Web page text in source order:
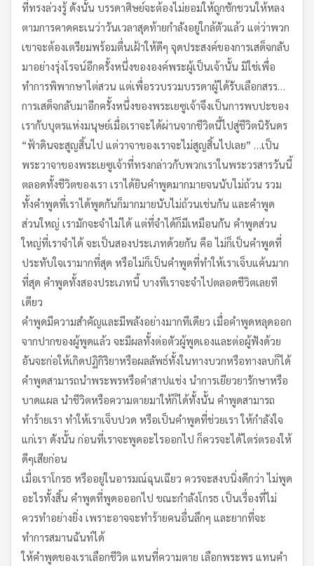
ที่ทรงล่วงรู้ ดังนั้น บรรดาศิษย์จะต้องไม่ยอมให้ถูกชักชวนให้หลง
ตามการคาดคะเนว่าวันเวลาสุดท้ายกำลังอยู่ใกล้ตัวแล้ว แต่ว่าพวก
เขาจะต้องเตรียมพร้อมตื่นเฝ้าให้ดีๆ จุดประสงค์ของการเสด็จกลับ
มาอย่างรุ่งโรจน์อีกครั้งหนึ่งขององค์พระผู้เป็นเจ้านั้น มิใช่เพื่อ
ทำการพิพากษาไต่สวน แต่เพื่อรวบรวมบรรดาผู้ได้รับเลือกสรร…
การเสด็จกลับมาอีกครั้งหนึ่งของพระเยซูเจ้าจึงเป็นการพบปะของ
เรากับบุตรแห่งมนุษย์เมื่อเราจะได้ผ่านจากชีวิตนี้ไปสู่ชีวิตนิรันดร
“ฟ้าดินจะสูญสิ้นไป แต่วาจาของเราจะไม่สูญสิ้นไปเลย” …เป็น
พระวาจาของพระเยซูเจ้าที่ทรงกล่าวกับพวกเราในพระวรสารวันนี้
ตลอดทั้งชีวิตของเรา เราได้ยินคำพูดมากมายจนนับไม่ถ้วน รวม
ทั้งคำพูดที่เราได้พูดกันก็มากมายนับไม่ถ้วนเช่นกัน และคำพูด
ส่วนใหญ่ เรามักจะจำไม่ได้ แต่ที่จำได้ก็มีเหมือนกัน คำพูดส่วน
ใหญ่ที่เราจำได้ จะเป็นสองประเภทด้วยกัน คือ ไม่ก็เป็นคำพูดที่
ประทับใจเรามากที่สุด หรือไม่ก็เป็นคำพูดที่ทำให้เราเจ็บแค้นมาก
ที่สุด คำพูดทั้งสองประเภทนี้ บางทีเราจะจำไปตลอดชีวิตเลยที
เดียว
คำพูดมีความสำคัญและมีพลังอย่างมากทีเดียว เมื่อคำพูดหลุดออก
จากปากของผู้พูดแล้ว จะมีผลทั้งต่อตัวผู้พูดเองและต่อผู้ฟังด้วย
อันจะก่อให้เกิดปฏิกิริยาหรือผลลัพธ์ทั้งในทางบวกหรือทางลบก็ได้
คำพูดสามารถนำพระพรหรือคำสาปแช่ง นำการเยียวยารักษาหรือ
บาดแผล นำชีวิตหรือความตายมาให้ก็ได้ทั้งนั้น คำพูดสามารถ
ทำร้ายเรา ทำให้เราเจ็บปวด หรือเป็นคำพูดที่ช่วยเรา ให้กำลังใจ
แก่เรา ดังนั้น ก่อนที่เราจะพูดอะไรออกไป ก็ควรจะได้ไตร่ตรองให้
ดีๆเสียก่อน
เมื่อเราโกรธ หรืออยู่ในอารมณ์ฉุนเฉียว ควรจะสงบนิ่งดีกว่า ไม่พูด
อะไรทั้งสิ้น คำพูดที่พูดอออกไป ขณะกำลังโกรธ เป็นเรื่องที่ไม่
ควรทำอย่างยิ่ง เพราะอาจจะทำร้ายคนอื่นลึกๆ และยากที่จะ
ทำการสมานฉันท์ได้
ให้คำพูดของเราเลือกชีวิต แทนที่ความตาย เลือกพระพร แทนคำ